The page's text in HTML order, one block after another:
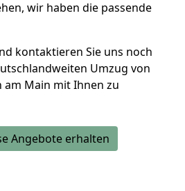
wir haben die passende
kontaktieren Sie uns noch
Umzug von
am Main mit Ihnen zu
Angebote erhalten